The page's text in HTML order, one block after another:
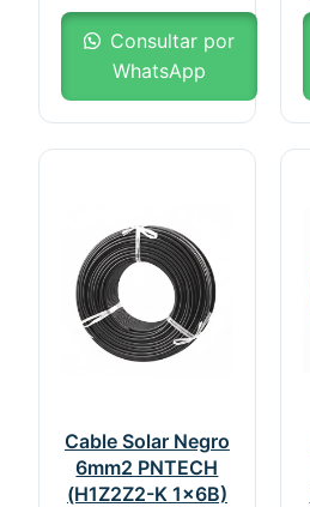
Consultar por
WhatsApp
Cable Solar Negro
6mm2 PNTECH
(H1Z2Z2-K 1x6B)